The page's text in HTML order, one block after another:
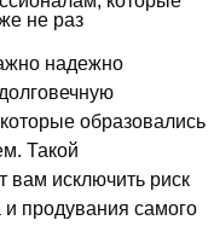
не раз
надежно
образовались
Такой
вам исключить риск
продувания самого